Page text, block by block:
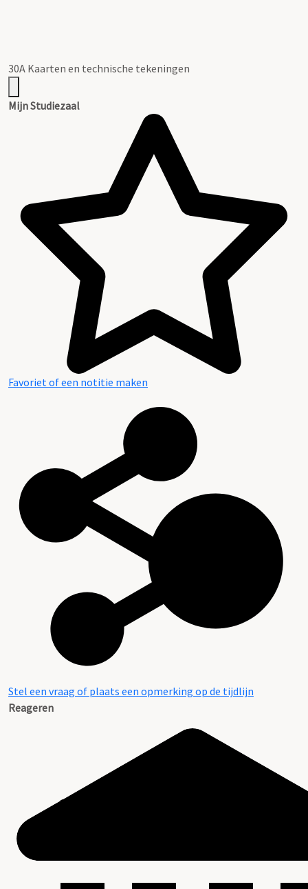
30A Kaarten en technische tekeningen
Mijn Studiezaal
Favoriet of een notitie maken
Stel een vraag of plaats een opmerking op de tijdlijn
Reageren